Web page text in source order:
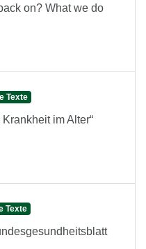
on? What we do
Texte
im Alter“
Texte